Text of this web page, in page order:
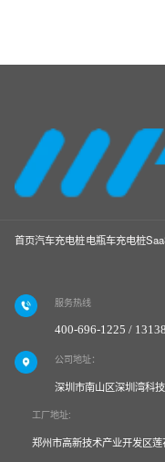
首页汽车充电桩电瓶车充电桩
服务热线
400-696-1225 /
公司地址：
深圳市南山区深圳湾科
工厂地址:
郑州市高新技术产业开发区